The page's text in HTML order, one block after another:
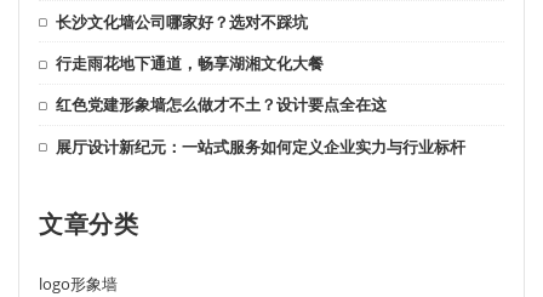
长沙文化墙公司哪家好？选对不踩坑
行走雨花地下通道，畅享湖湘文化大餐
红色党建形象墙怎么做才不土？设计要点全在这
展厅设计新纪元：一站式服务如何定义企业实力与行业标杆
文章分类
logo形象墙